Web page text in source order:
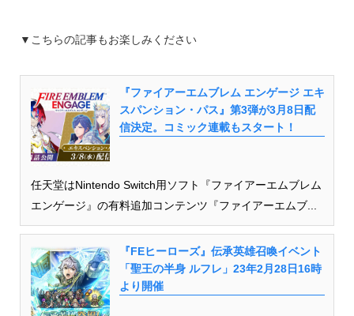
▼こちらの記事もお楽しみください
『ファイアーエムブレム エンゲージ エキ
スパンション・パス』第3弾が3月8日配
信決定。コミック連載もスタート！
任天堂はNintendo Switch用ソフト『ファイアーエムブレム
エンゲージ』の有料追加コンテンツ『ファイアーエムブ...
『FEヒーローズ』伝承英雄召喚イベント
「聖王の半身 ルフレ」23年2月28日16時
より開催